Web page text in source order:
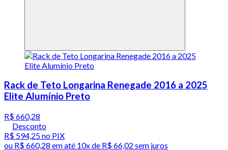
Rack de Teto Longarina Renegade 2016 a 2025
Elite Alumínio Preto
R$ 660,28
Desconto
R$ 594,25no PIX
ou R$ 660,28 em até 10x de R$ 66,02 sem juros